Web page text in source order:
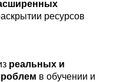
ресурсов
реальных и
в обучении и